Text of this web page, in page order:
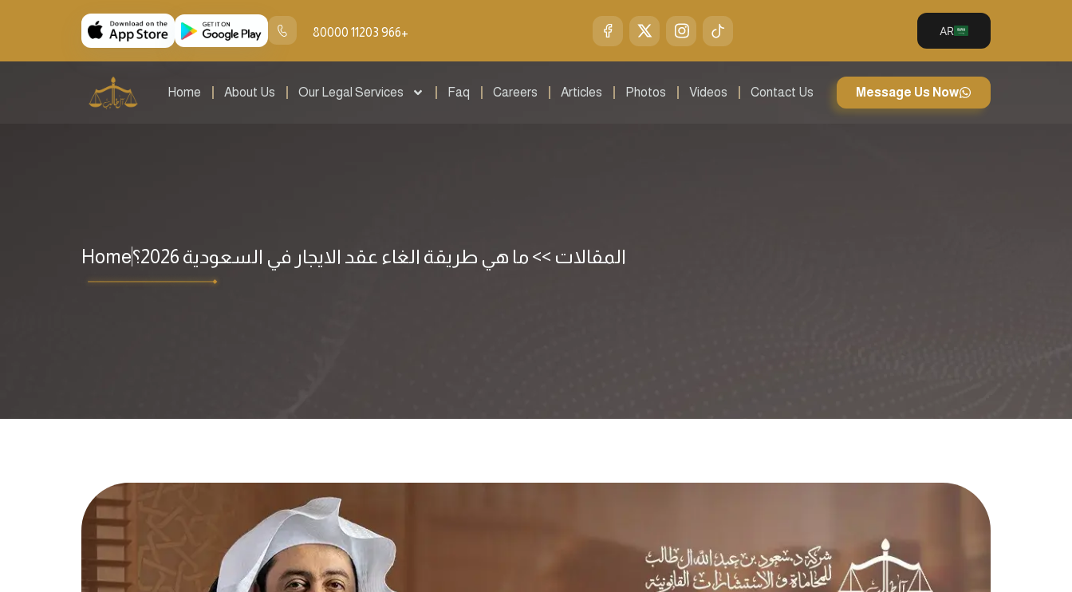
80000 11203 966+ AR
Home About Us Our Legal Services Faq Careers Articles Photos Videos Contact Us Message Us Now
Home المقالات >> ما هي طريقة الغاء عقد الايجار في السعودية 2026؟